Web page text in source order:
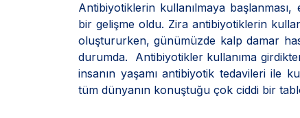
Antibiyotiklerin kullanılmaya başlanması,
bir gelişme oldu. Zira antibiyotiklerin
oluştururken, günümüzde kalp damar
durumda. Antibiyotikler kullanıma
insanın yaşamı antibiyotik tedavileri ile
tüm dünyanın konuştuğu çok ciddi bir